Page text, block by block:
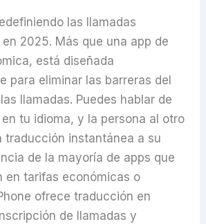
las llamadas
2025. Más que una app de
está diseñada
para eliminar las barreras del
llamadas. Puedes hablar de
tu idioma, y la persona al otro
traducción instantánea a su
de la mayoría de apps que
en tarifas económicas o
ofrece traducción en
de llamadas y